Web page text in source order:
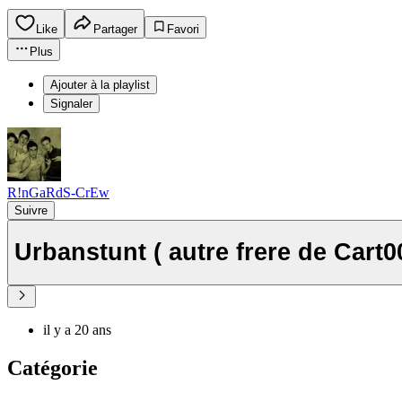
Like Partager
Favori
Plus
Ajouter à la playlist
Signaler
R!nGaRdS-CrEw
Suivre
Urbanstunt ( autre frere de
il y a 20 ans
Catégorie